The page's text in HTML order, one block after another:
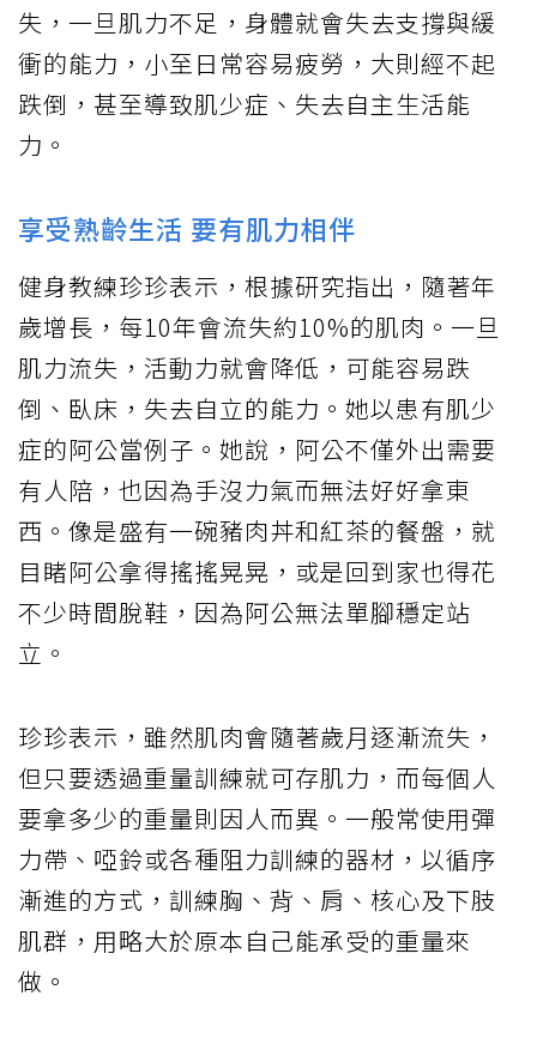
失，一旦肌力不足，身體就會失去支撐與緩
衝的能力，小至日常容易疲勞，大則經不起
跌倒，甚至導致肌少症、失去自主生活能
力。
享受熟齡生活 要有肌力相伴
健身教練珍珍表示，根據研究指出，隨著年
歲增長，每10年會流失約10%的肌肉。一旦
肌力流失，活動力就會降低，可能容易跌
倒、臥床，失去自立的能力。她以患有肌少
症的阿公當例子。她說，阿公不僅外出需要
有人陪，也因為手沒力氣而無法好好拿東
西。像是盛有一碗豬肉丼和紅茶的餐盤，就
目睹阿公拿得搖搖晃晃，或是回到家也得花
不少時間脫鞋，因為阿公無法單腳穩定站
立。
珍珍表示，雖然肌肉會隨著歲月逐漸流失，
但只要透過重量訓練就可存肌力，而每個人
要拿多少的重量則因人而異。一般常使用彈
力帶、啞鈴或各種阻力訓練的器材，以循序
漸進的方式，訓練胸、背、肩、核心及下肢
肌群，用略大於原本自己能承受的重量來
做。